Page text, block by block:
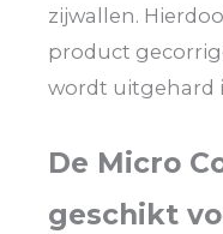
zijwallen.
product
wordt uitgehard
De Micro
geschikt